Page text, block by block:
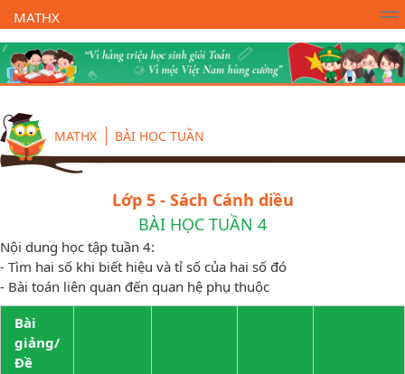
MATHX
Trường Toán Online MATHX Học toán - Lớp 1
MATHX BÀI HỌC TUẦN
Lớp 5 - Sách Cánh diều
BÀI HỌC TUẦN 4
Nội dung học tập tuần 4:
- Tìm hai số khi biết hiệu và tỉ số của hai số đó
- Bài toán liên quan đến quan hệ phụ thuộc
Bài
giảng/
Đề